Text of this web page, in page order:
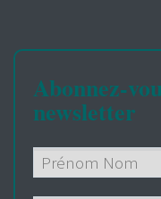
Abonnez-
newsletter